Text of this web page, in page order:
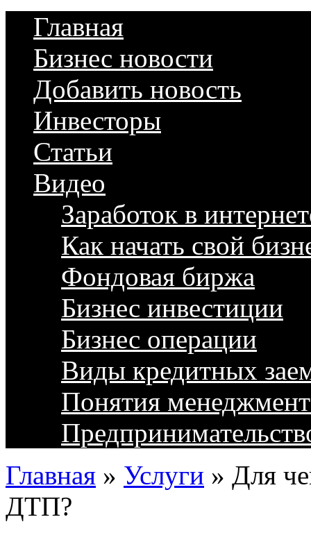
Главная
Бизнес новости
Добавить новость
Инвесторы
Статьи
Видео
Заработок в
Как начать свой
Фондовая биржа
Бизнес инвестиции
Бизнес операции
Виды кредитных
Понятия
Главная » Услуги » Для
ДТП?